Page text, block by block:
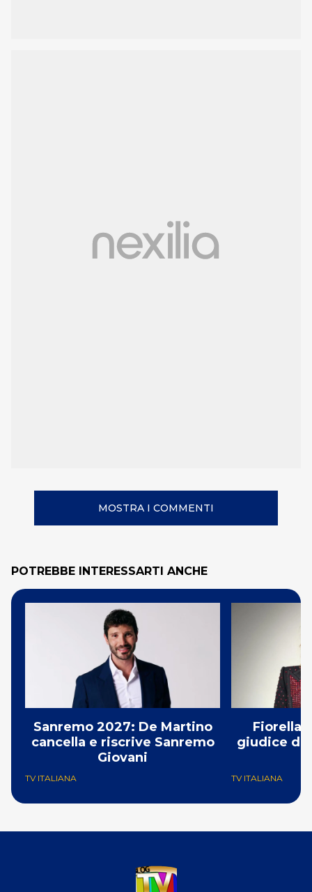
MOSTRA I COMMENTI
POTREBBE INTERESSARTI ANCHE
Sanremo 2027: De Martino
cancella e riscrive Sanremo
Giovani
TV ITALIANA
Fiorella
giudice di
TV ITALIANA